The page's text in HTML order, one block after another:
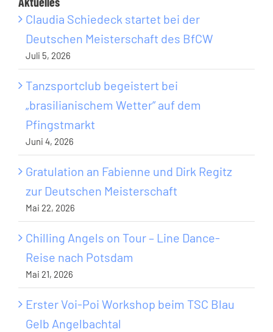
Claudia Schiedeck startet bei der
Deutschen Meisterschaft des BfCW
Juli 5, 2026
Tanzsportclub begeistert bei
„brasilianischem Wetter“ auf dem
Pfingstmarkt
Juni 4, 2026
Gratulation an Fabienne und Dirk Regitz
zur Deutschen Meisterschaft
Mai 22, 2026
Chilling Angels on Tour – Line Dance-
Reise nach Potsdam
Mai 21, 2026
Erster Voi-Poi Workshop beim TSC Blau
Gelb Angelbachtal